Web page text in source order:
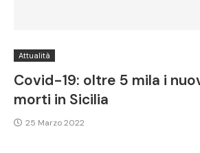
Attualità
Covid-19: oltre 5 mila i
morti in Sicilia
25 Marzo 2022